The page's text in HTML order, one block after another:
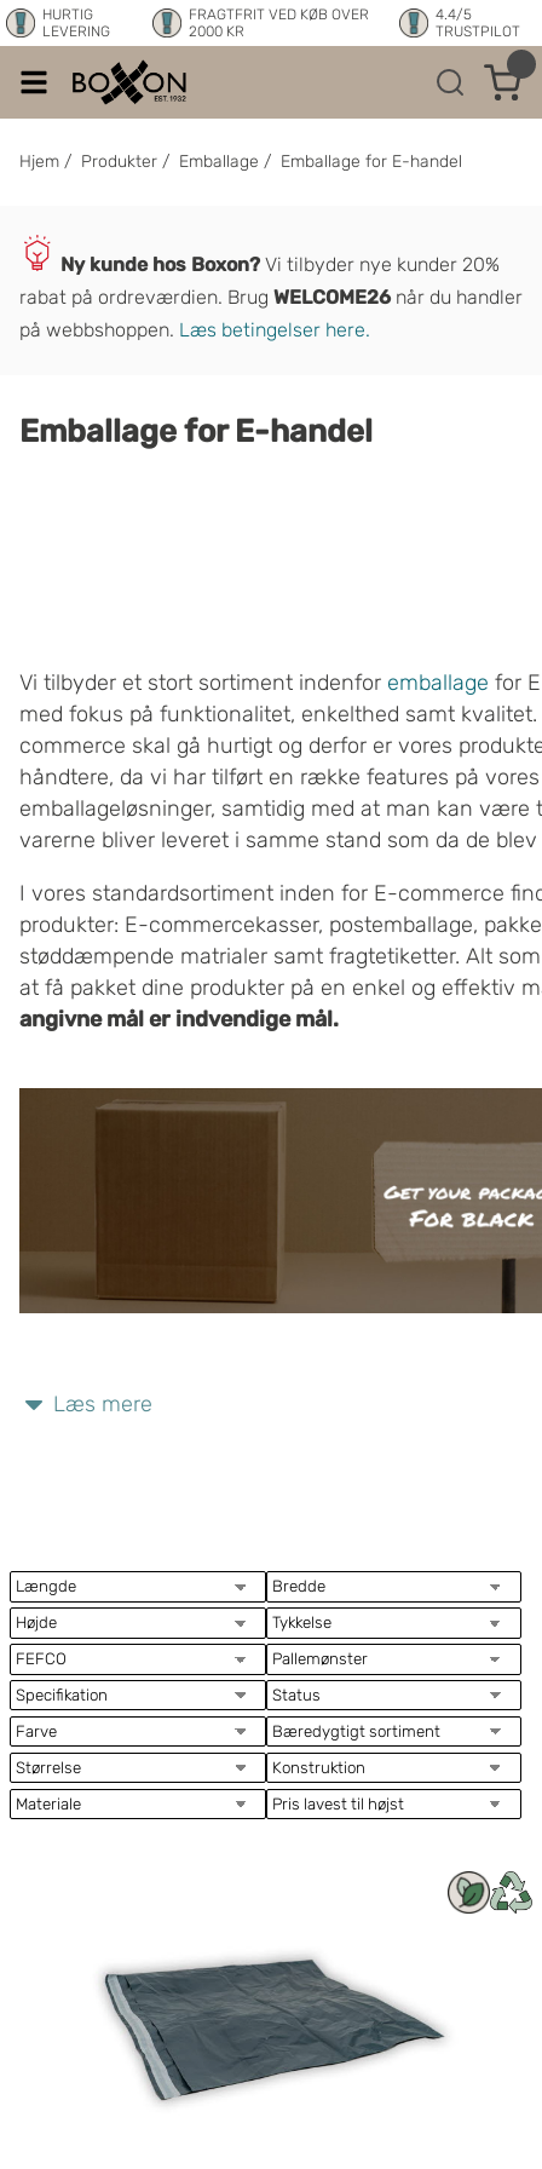
HURTIG
LEVERING
FRAGTFRIT VED KØB OVER
2000 KR
4.4/5
TRUSTPILOT
Hjem / Produkter / Emballage / Emballage for E-handel
Ny kunde hos Boxon? Vi tilbyder nye kunder 20%
rabat på ordreværdien. Brug WELCOME26 når du handler
på webbshoppen. Læs betingelser here.
Emballage for E-handel
Vi tilbyder et stort sortiment indenfor emballage for
med fokus på funktionalitet, enkelthed samt
commerce skal gå hurtigt og derfor er vores
håndtere, da vi har tilført en række features på vores
emballageløsninger, samtidig med at man kan være
varerne bliver leveret i samme stand som da de
I vores standardsortiment inden for E-commerce
produkter: E-commercekasser, postemballage,
støddæmpende matrialer samt fragtetiketter. Alt
at få pakket dine produkter på en enkel og effektiv
angivne mål er indvendige mål.
Læs mere